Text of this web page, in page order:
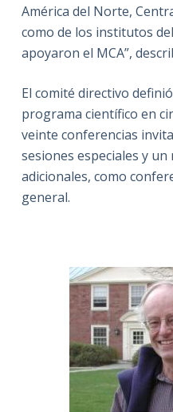
América del Norte,
como de los institutos
apoyaron el MCA”,
El comité directivo
programa científico en
veinte conferencias
sesiones especiales y
adicionales, como
general.